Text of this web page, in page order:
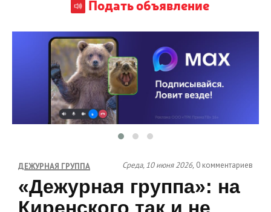
Подать объявление
ДЕЖУРНАЯ ГРУППА Среда, 10 июня 2026, 0 комментариев
«Дежурная группа»: на